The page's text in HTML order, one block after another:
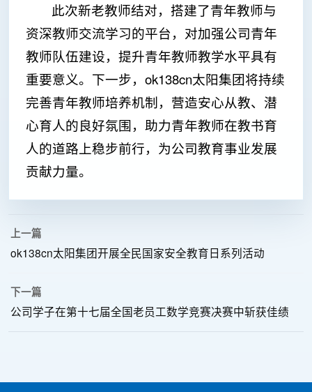
此次新老教师结对，搭建了青年教师与
资深教师交流学习的平台，对加强公司青年
教师队伍建设，提升青年教师教学水平具有
重要意义。下一步，ok138cn太阳集团将持续
完善青年教师培养机制，营造安心从教、潜
心育人的良好氛围，助力青年教师在教书育
人的道路上稳步前行，为公司教育事业发展
贡献力量。
上一篇
ok138cn太阳集团开展全民国家安全教育日系列活动
下一篇
公司学子在第十七届全国老员工数学竞赛决赛中斩获佳绩